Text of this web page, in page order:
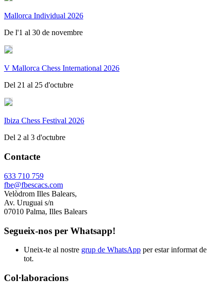
Mallorca Individual 2026
De l'1 al 30 de novembre
V Mallorca Chess International 2026
Del 21 al 25 d'octubre
Ibiza Chess Festival 2026
Del 2 al 3 d'octubre
Contacte
633 710 759
fbe@fbescacs.com
Velòdrom Illes Balears,
Av. Uruguai s/n
07010 Palma, Illes Balears
Segueix-nos per Whatsapp!
Uneix-te al nostre grup de WhatsApp per estar informat de
tot.
Col·laboracions